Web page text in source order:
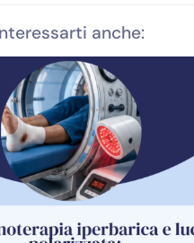
anche: